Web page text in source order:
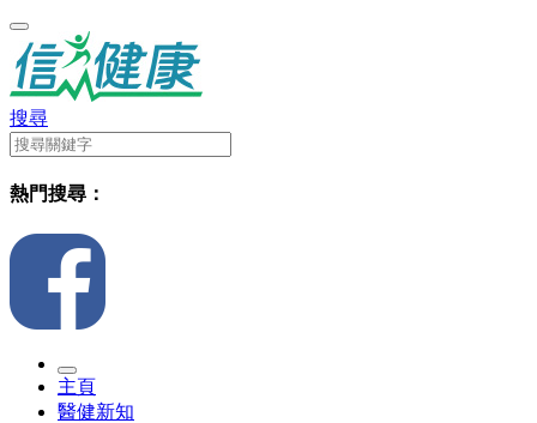
搜尋
熱門搜尋：
主頁
醫健新知